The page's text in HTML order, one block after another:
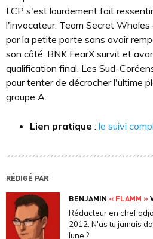
LCP s'est lourdement fait
l'invocateur. Team Secret
par la petite porte sans avoir
son côté, BNK FearX survit et
qualification final. Les Sud-
pour tenter de décrocher l'ultime
groupe A.
Lien pratique : le suivi
RÉDIGÉ PAR
BENJAMIN « FLAMM »
Rédacteur en chef
2012. N'as tu jamais
lune ?